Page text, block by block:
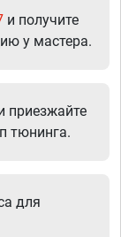
и получите
у мастера.
приезжайте
тюнинга.
для